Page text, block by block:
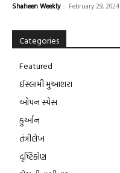
Shaheen Weekly - February 29, 2024
Categories
Featured
ઈસ્લામી મુઆશરા
ઓપન સ્પેસ
કુર્આન
તંત્રીલેખ
દૃષ્ટિકોણ